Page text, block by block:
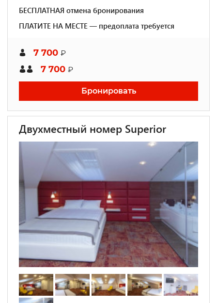
БЕСПЛАТНАЯ отмена бронирования
ПЛАТИТЕ НА МЕСТЕ — предоплата требуется
7 700 ₽
7 700 ₽
Бронировать
Двухместный номер Superior